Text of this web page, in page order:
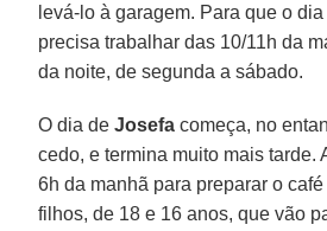
levá-lo à garagem. Para que o
precisa trabalhar das 10/11h da
da noite, de segunda a sábado.
O dia deJosefa começa, no
cedo, e termina muito mais tarde.
6h da manhã para preparar o
filhos, de 18 e 16 anos, que vão